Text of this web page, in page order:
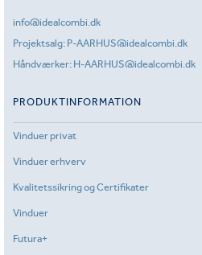
info@idealcombi.dk
Projektsalg: P-AARHUS@idealcombi.dk
Håndværker: H-AARHUS@idealcombi.dk
PRODUKTINFORMATION
Vinduer privat
Vinduer erhverv
Kvalitetssikring og Certifikater
Vinduer
Futura+